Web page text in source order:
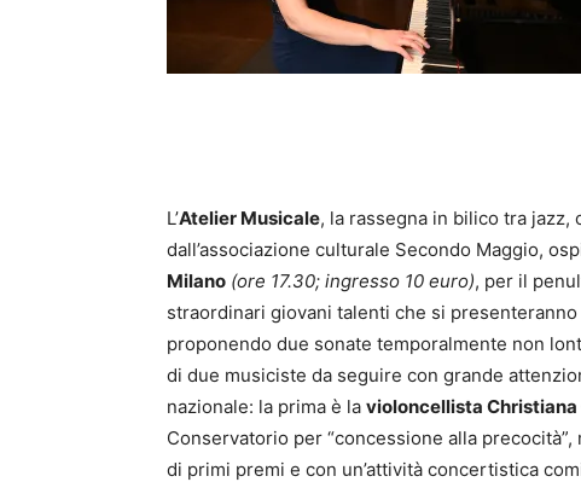
L’Atelier Musicale, la rassegna in bilico tra jazz,
dall’associazione culturale Secondo Maggio,
Milano (ore 17.30; ingresso 10 euro), per il
straordinari giovani talenti che si
proponendo due sonate temporalmente non
di due musiciste da seguire con grande
nazionale: la prima è la violoncellista Christiana
Conservatorio per “concessione alla
di primi premi e con un’attività concertistica